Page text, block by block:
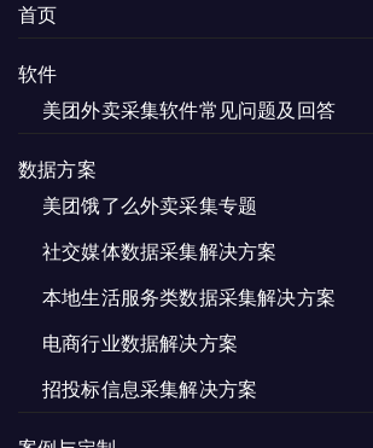
首页
软件
美团外卖采集软件常见问题及回答
数据方案
美团饿了么外卖采集专题
社交媒体数据采集解决方案
本地生活服务类数据采集解决方案
电商行业数据解决方案
招投标信息采集解决方案